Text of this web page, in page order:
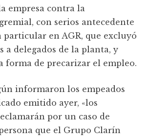
empresa contra la
con serios antecedente
particular en AGR, que excluyó
a delegados de la planta, y
forma de precarizar el empleo.
informaron los empeados
emitido ayer, «los
por un caso de
que el Grupo Clarín